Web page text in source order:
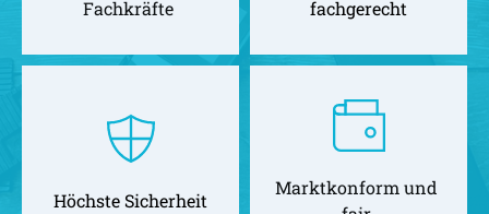
Fachkräfte
fachgerecht
Höchste Sicherheit
Marktkonform und